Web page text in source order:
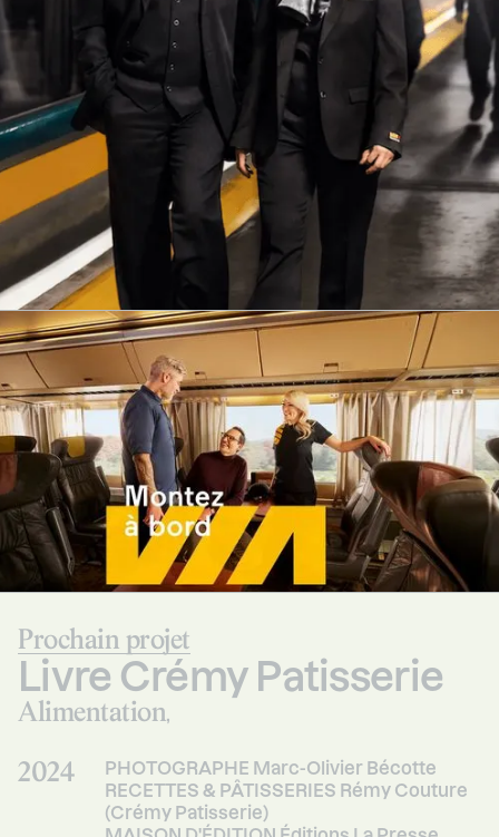
Livre Crémy Patisserie
Prochain projet
Alimentation
2024
PHOTOGRAPHE Marc-Olivier Bécotte
RECETTES & PÂTISSERIES Rémy Couture
(Crémy Patisserie)